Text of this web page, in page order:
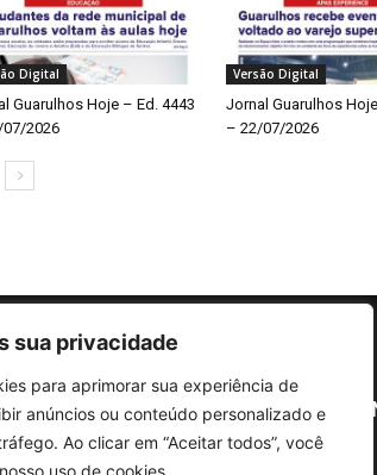
sua privacidade
para aprimorar sua experiência de
anúncios ou conteúdo personalizado e
Ao clicar em “Aceitar todos”, você
uso de cookies.
Digital
Guarulhos Hoje – Ed. 4443
2026
Versão Digital
Jornal Guarulhos
– 22/07/2026
SOBRE